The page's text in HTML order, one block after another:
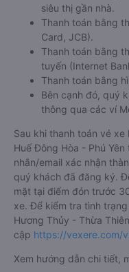
siêu thị gần nhà.
Thanh toán bằng
Card, JCB).
Thanh toán bằng
tuyến (Internet
Thanh toán bằng
Bên cạnh đó, quý
thông qua các ví
Sau khi thanh toán vé
Huế Đông Hòa - Phú
nhắn/email xác nhận
quý khách đã đăng ký.
mặt tại điểm đón trước
xe. Để kiểm tra tình
Hương Thủy - Thừa
cập https://vexere.com/
Xem hướng dẫn chi tiết,